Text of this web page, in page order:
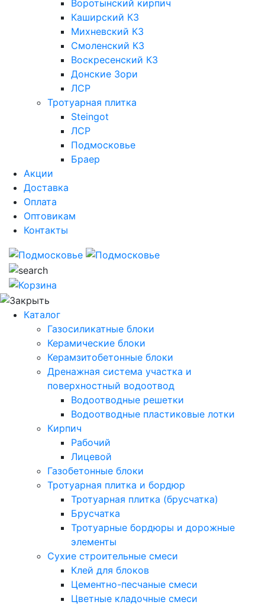
Воротынский кирпич
Каширский КЗ
Михневский КЗ
Смоленский КЗ
Воскресенский КЗ
Донские Зори
ЛСР
Тротуарная плитка
Steingot
ЛСР
Подмосковье
Браер
Акции
Доставка
Оплата
Оптовикам
Контакты
Каталог
Газосиликатные блоки
Керамические блоки
Керамзитобетонные блоки
Дренажная система участка и
поверхностный водоотвод
Водоотводные решетки
Водоотводные пластиковые лотки
Кирпич
Рабочий
Лицевой
Газобетонные блоки
Тротуарная плитка и бордюр
Тротуарная плитка (брусчатка)
Брусчатка
Тротуарные бордюры и дорожные
элементы
Сухие строительные смеси
Клей для блоков
Цементно-песчаные смеси
Цветные кладочные смеси